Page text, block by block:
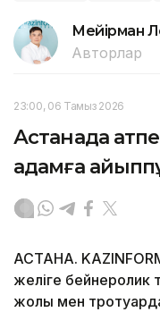
Мейірман
Авторлар
23:00, 06 Тамыз 2026
Астанада
адамға
АСТАНА.
желіге бейнеролик
жолы мен